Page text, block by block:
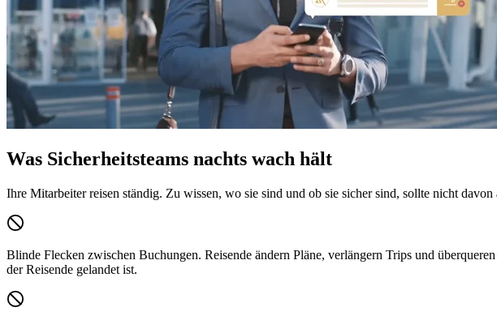
Was Sicherheitsteams nachts wach hält
Ihre Mitarbeiter reisen ständig. Zu wissen, wo sie sind und ob sie sicher sind, sollte nicht
Blinde Flecken zwischen Buchungen. Reisende ändern Pläne, verlängern Trips und
der Reisende gelandet ist.